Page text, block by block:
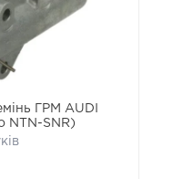
ГРМ AUDI
NTN-SNR)